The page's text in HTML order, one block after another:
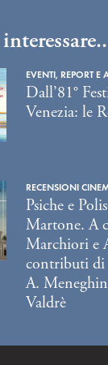
EVENTI, REPORT
Dall’81°
Venezia: le
RECENSIONI
Psiche e
Martone. A
Marchiori e
contributi di
A.
Valdrè